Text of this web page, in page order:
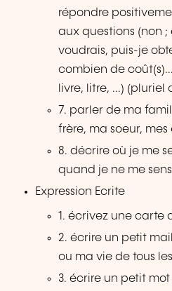
répondre
aux questions (non
voudrais, puis-je
combien de
livre, litre, ...) (pluriel
7. parler de ma
frère, ma soeur, mes
8. décrire où je me
quand je ne me
Expression Ecrite
1. écrivez une carte
2. écrire un petit
ou ma vie de tous
3. écrire un petit